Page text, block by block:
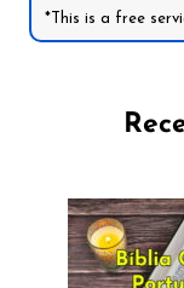
*This is a free